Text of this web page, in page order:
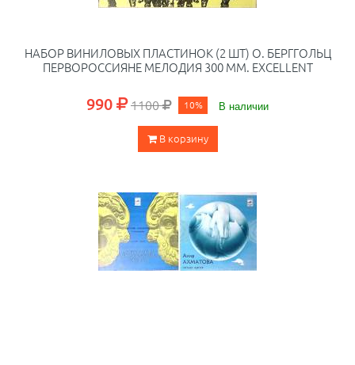
НАБОР ВИНИЛОВЫХ ПЛАСТИНОК (2 ШТ) О. БЕРГГОЛЬЦ
ПЕРВОРОССИЯНЕ МЕЛОДИЯ 300 ММ. EXCELLENT
990 1100 10% В наличии
В корзину